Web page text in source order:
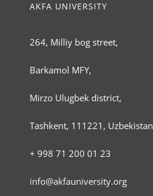
AKFA UNIVERSITY
264, Milliy bog street,
Barkamol MFY,
Mirzo Ulugbek district,
Tashkent, 111221, Uzbekistan
+ 998 71 200 01 23
info@akfauniversity.org